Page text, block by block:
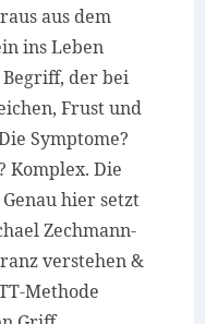
ins Leben
der bei
Frust und
Symptome?
Komplex. Die
hier setzt
Zechmann-
verstehen &
Methode